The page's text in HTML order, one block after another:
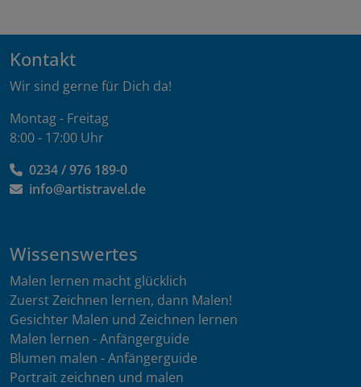
Kontakt
Wir sind gerne für Dich da!
Montag - Freitag
8:00 - 17:00 Uhr
0234 / 976 189-0
info@artistravel.de
Wissenswertes
Malen lernen macht glücklich
Zuerst Zeichnen lernen, dann Malen!
Gesichter Malen und Zeichnen lernen
Malen lernen - Anfängerguide
Blumen malen - Anfängerguide
Portrait zeichnen und malen